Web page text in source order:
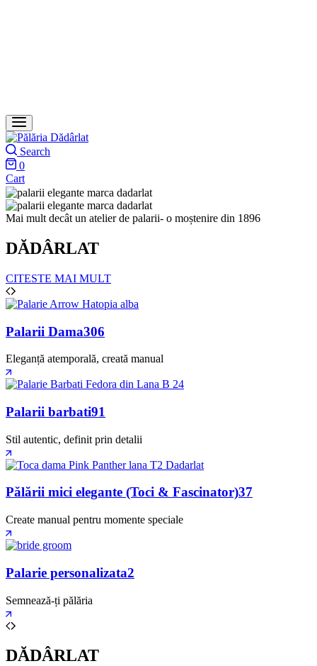
Search
0
Cart
Mai mult decât un atelier de palarii- o moștenire din 1896
DĂDÂRLAT
CITESTE MAI MULT
Palarii Dama306
Eleganță atemporală, creată manual
Palarii barbati91
Stil autentic, definit prin detalii
Pălării mici elegante (Toci & Fascinator)37
Create manual pentru momente speciale
Palarie personalizata2
Semnează-ți pălăria
DĂDÂRLAT